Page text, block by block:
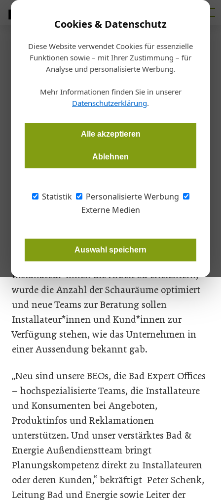
Cookies & Datenschutz
Diese Website verwendet Cookies für essenzielle
Funktionen sowie – mit Ihrer Zustimmung – für
Analyse und personalisierte Werbung.
Mehr Informationen finden Sie in unserer
Datenschutzerklärung.
Alle akzeptieren
Ablehnen
Statistik
Personalisierte Werbung
Externe Medien
Auswahl speichern
Startseite /Markt
Badplanung
Frauenthal mit neuer
Schauraum-Strategie
Redaktion Handwerk + Bau
Die Frauenthal Handel Gruppe beginnt 2025 mit
Motto: Weniger ist mehr. Mit einer optimierten Anzahl an
Schauräumen und neuen Expert*innen-Teams sollen
Das Jahr 2025 beginnt die Frauenthal Handel
Gruppe mit einigen Neuerungen: Um
Installateur*innen die Arbeit zu erleichtern,
wurde die Anzahl der Schauräume optimiert
und neue Teams zur Beratung sollen
Installateur*innen und Kund*innen zur
Verfügung stehen, wie das Unternehmen in
einer Aussendung bekannt gab.
„Neu sind unsere BEOs, die Bad Expert Offices
– hochspezialisierte Teams, die Installateure
und Konsumenten bei Angeboten,
Produktinfos und Reklamationen
unterstützen. Und unser verstärktes Bad &
Energie Außendienstteam bringt
Planungskompetenz direkt zu Installateuren
oder deren Kunden,“ bekräftigt Peter Schenk,
Leitung Bad und Energie sowie Leiter der